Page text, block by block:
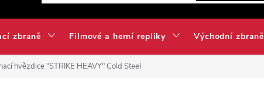
zbraně Filmové a herní repliky Východní zbraně
hvězdice "STRIKE HEAVY" Cold Steel